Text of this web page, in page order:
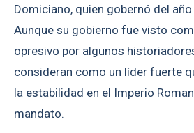
Domiciano, quien gobernó del
Aunque su gobierno fue visto
opresivo por algunos
consideran como un líder fuerte
la estabilidad en el Imperio
mandato.